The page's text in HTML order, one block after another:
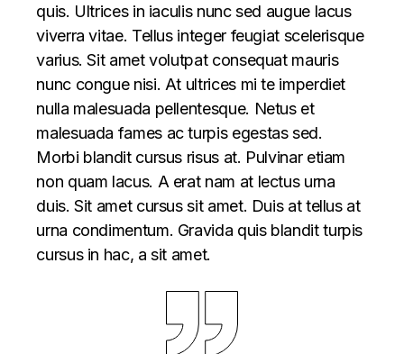
quis. Ultrices in iaculis nunc sed augue lacus
viverra vitae. Tellus integer feugiat scelerisque
varius. Sit amet volutpat consequat mauris
nunc congue nisi. At ultrices mi te imperdiet
nulla malesuada pellentesque. Netus et
malesuada fames ac turpis egestas sed.
Morbi blandit cursus risus at. Pulvinar etiam
non quam lacus. A erat nam at lectus urna
duis. Sit amet cursus sit amet. Duis at tellus at
urna condimentum. Gravida quis blandit turpis
cursus in hac, a sit amet.